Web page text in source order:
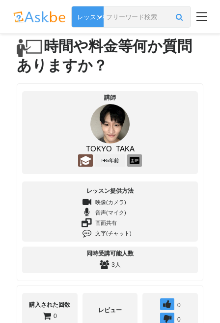
時間や料金等何か質問
ありますか？
講師
TOKYO_TAKA
5年前
レッスン提供方法
映像(カメラ)
音声(マイク)
画面共有
文字(チャット)
同時受講可能人数
3人
購入された回数
0
レビュー
0
0